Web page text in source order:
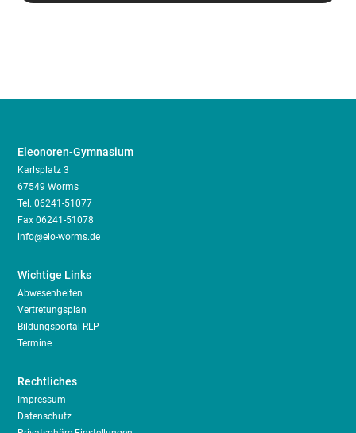
Eleonoren-Gymnasium
Karlsplatz 3
67549 Worms
Tel.06241-51077
Fax 06241-51078
info@elo-worms.de
Wichtige Links
Abwesenheiten
Vertretungsplan
Bildungsportal RLP
Termine
Rechtliches
Impressum
Datenschutz